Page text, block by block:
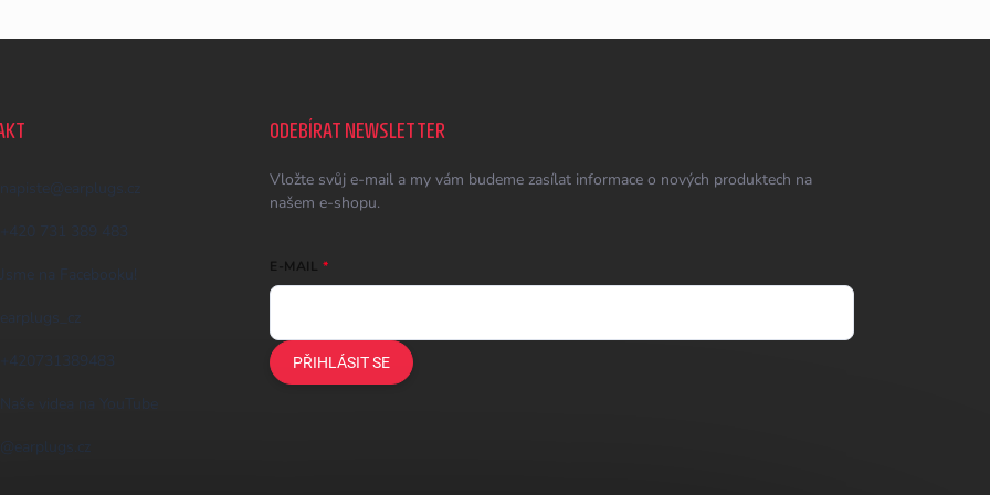
napiste @ earplugs.cz
+420 731 389 483
Jsme na Facebooku!
earplugs_cz
+420731389483
Naše videa na YouTube
@earplugs.cz
ODEBÍRAT NEWSLETTER
Vložte svůj e-mail a my vám budeme zasílat informace o nových produktech na
našem e-shopu.
E-MAIL
PŘIHLÁSIT SE